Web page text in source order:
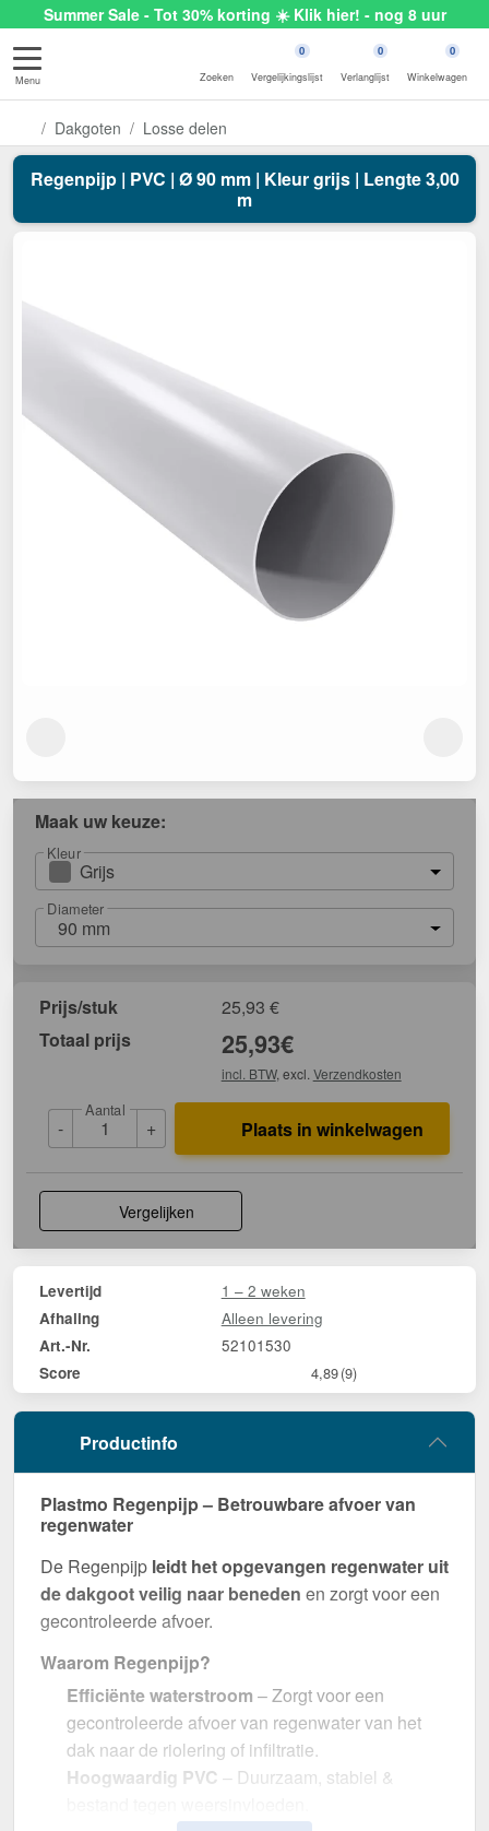
Summer Sale - Tot 30% korting ☀️ Klik hier! - nog 8 uur
Menu Zoeken
0
Vergelijkingslijst
0
Verlanglijst
0
Winkelwagen
Dakgoten Losse delen
Regenpijp | PVC | Ø 90 mm | Kleur grijs | Lengte 3,00
m
Maak uw keuze:
Kleur
Grijs
Diameter
90 mm
Prijs/stuk 25,93 €
Totaal prijs
25,93€
incl. BTW, excl. Verzendkosten
-
Aantal
+ Plaats in winkelwagen
Vergelijken
Levertijd 1 – 2 weken
Afhaling Alleen levering
Art.-Nr. 52101530
Score 4,89(9)
Productinfo
Plastmo Regenpijp – Betrouwbare afvoer van
regenwater
De Regenpijp leidt het opgevangen regenwater uit
de dakgoot veilig naar beneden en zorgt voor een
gecontroleerde afvoer.
Waarom Regenpijp?
Efficiënte waterstroom – Zorgt voor een
gecontroleerde afvoer van regenwater van het
dak naar de riolering of infiltratie.
Hoogwaardig PVC – Duurzaam, stabiel &